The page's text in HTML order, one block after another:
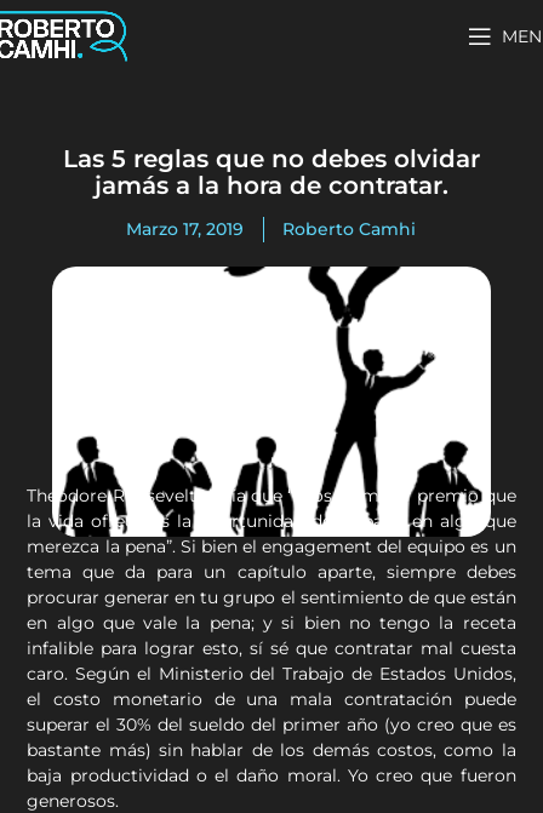
Las 5 reglas que no debes olvidar
jamás a la hora de contratar.
Marzo 17, 2019 Roberto Camhi
Theodore Roosevelt decía que “lejos, el mejor premio que
la vida ofrece es la oportunidad de trabajar en algo que
merezca la pena”. Si bien el engagement del equipo es un
tema que da para un capítulo aparte, siempre debes
procurar generar en tu grupo el sentimiento de que están
en algo que vale la pena; y si bien no tengo la receta
infalible para lograr esto, sí sé que contratar mal cuesta
caro. Según el Ministerio del Trabajo de Estados Unidos,
el costo monetario de una mala contratación puede
superar el 30% del sueldo del primer año (yo creo que es
bastante más) sin hablar de los demás costos, como la
baja productividad o el daño moral. Yo creo que fueron
generosos.